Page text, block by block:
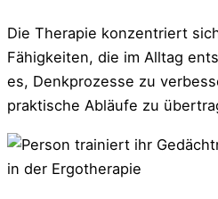
Die Therapie konzentriert
Fähigkeiten, die im Alltag
es, Denkprozesse zu
praktische Abläufe zu